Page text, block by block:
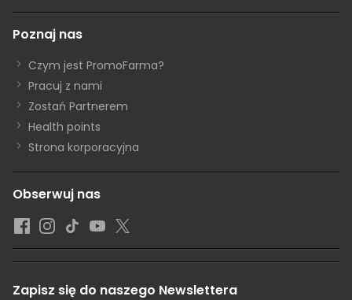
Poznaj nas
Czym jest PromoFarma?
Pracuj z nami
Zostań Partnerem
Health points
Strona korporacyjna
Obserwuj nas
Zapisz się do naszego Newslettera